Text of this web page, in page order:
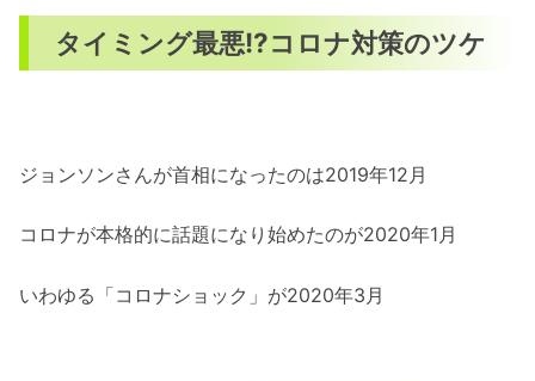
タイミング最悪!?コロナ対策のツケ
ジョンソンさんが首相になったのは2019年12月
コロナが本格的に話題になり始めたのが2020年1月
いわゆる「コロナショック」が2020年3月